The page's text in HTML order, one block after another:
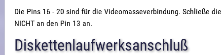
Die Pins 16 - 20 sind für die Videomasseverbindung. Schließe
NICHT an den Pin 13 an.
Diskettenlaufwerksanschluß